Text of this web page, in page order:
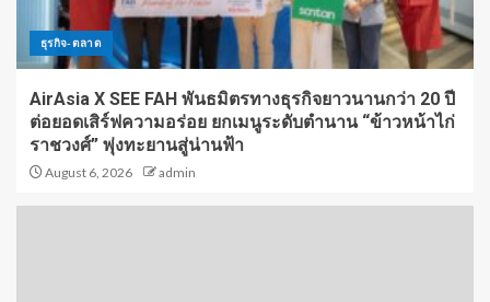
ธุรกิจ-ตลาด
AirAsia X SEE FAH พันธมิตรทางธุรกิจยาวนานกว่า 20 ปี
ต่อยอดเสิร์ฟความอร่อย ยกเมนูระดับตำนาน “ข้าวหน้าไก่
ราชวงศ์” พุ่งทะยานสู่น่านฟ้า
August 6, 2026 admin